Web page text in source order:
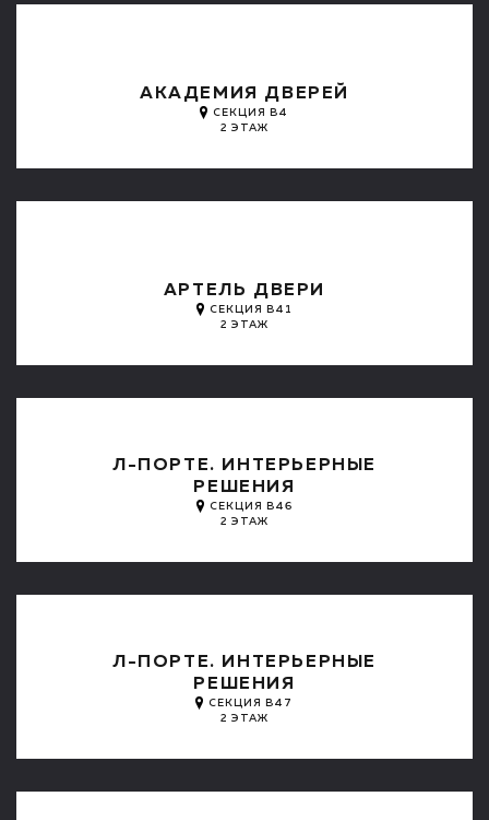
АКАДЕМИЯ ДВЕРЕЙ
СЕКЦИЯ B4
2 ЭТАЖ
АРТЕЛЬ ДВЕРИ
СЕКЦИЯ B41
2 ЭТАЖ
Л-ПОРТЕ. ИНТЕРЬЕРНЫЕ
РЕШЕНИЯ
СЕКЦИЯ B46
2 ЭТАЖ
Л-ПОРТЕ. ИНТЕРЬЕРНЫЕ
РЕШЕНИЯ
СЕКЦИЯ B47
2 ЭТАЖ